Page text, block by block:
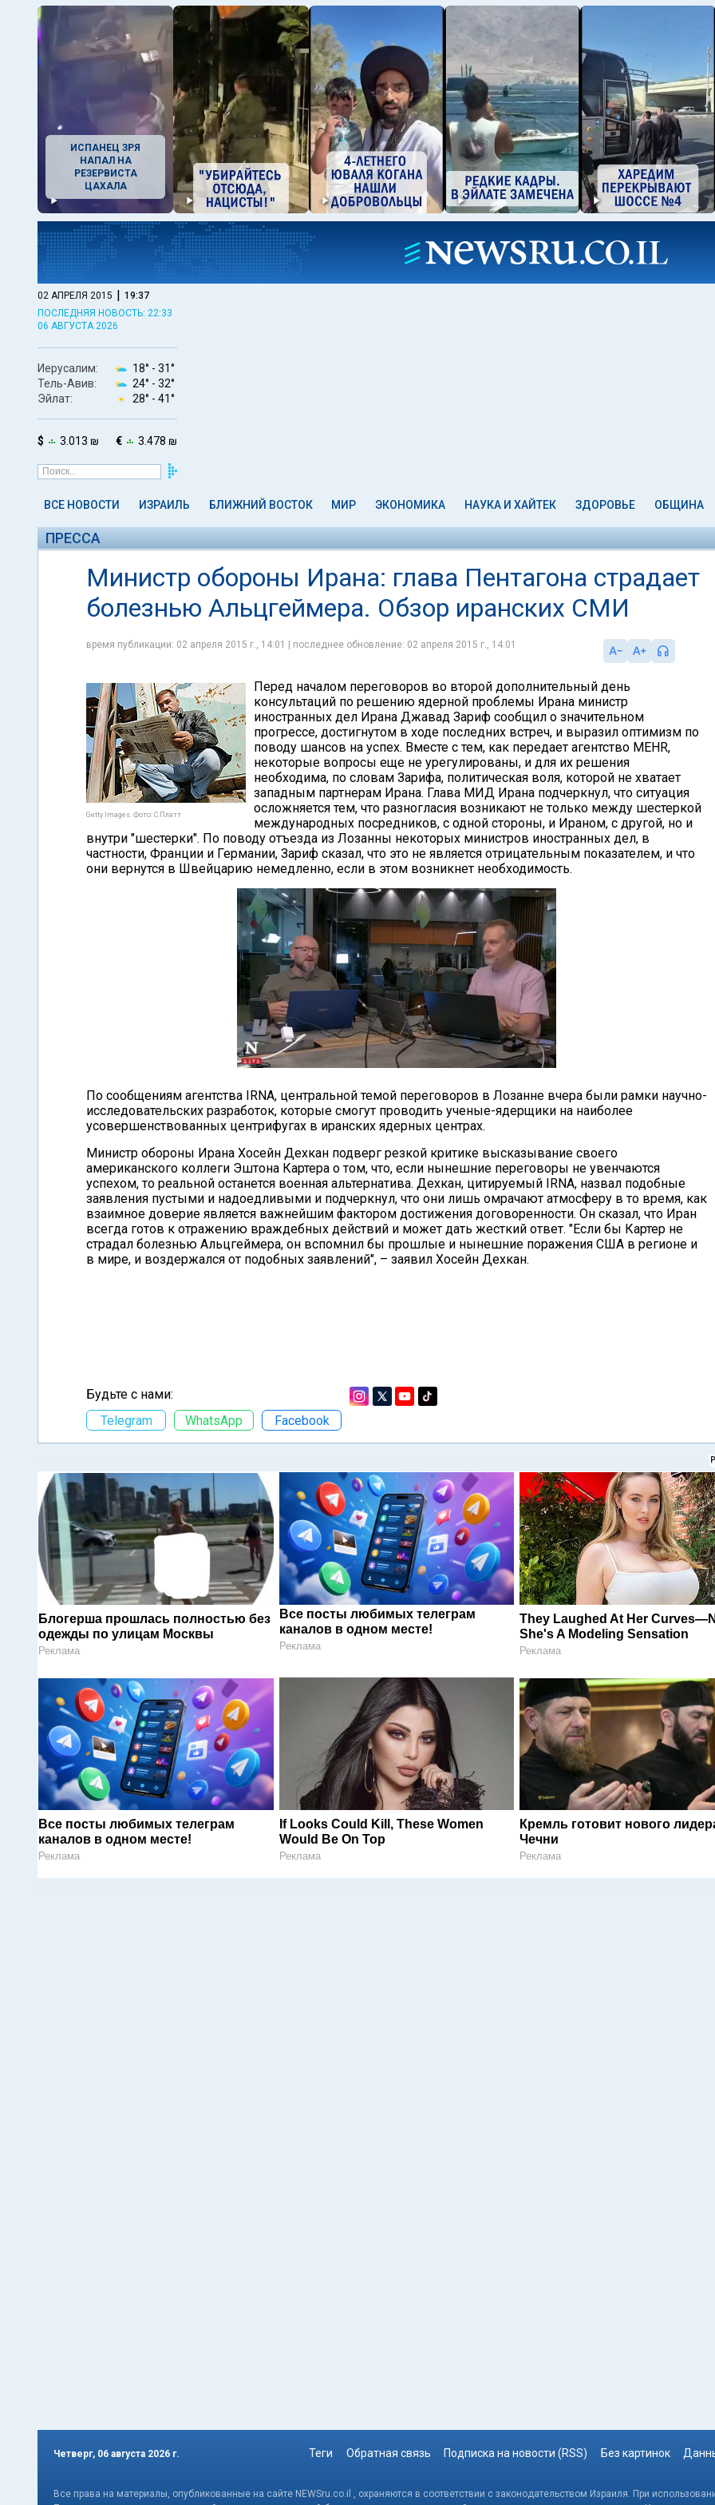
ИСПАНЕЦ ЗРЯ
НАПАЛ НА
РЕЗЕРВИСТА
ЦАХАЛА
02 АПРЕЛЯ 2015 | 19:37
ПОСЛЕДНЯЯ НОВОСТЬ: 22:33
06 АВГУСТА 2026
Иерусалим: 18° - 31°
Тель-Авив:
24° - 32°
Эйлат:
28° - 41°
$ 3.013 ₪ € 3.478 ₪
ВСЕ НОВОСТИ ИЗРАИЛЬ БЛИЖНИЙ ВОСТОК МИР ЭКОНОМИКА НАУКА И ХАЙТЕК ЗДОРОВЬЕ ОБЩИНА
ПРЕССА
Министр обороны Ирана: глава Пентагона страдает
болезнью Альцгеймера. Обзор иранских СМИ
время публикации: 02 апреля 2015 г., 14:01 | последнее обновление: 02 апреля 2015 г., 14:01
Getty Images. Фото: С.Платт
Перед началом переговоров во второй дополнительный день
консультаций по решению ядерной проблемы Ирана министр
иностранных дел Ирана Джавад Зариф сообщил о значительном
прогрессе, достигнутом в ходе последних встреч, и выразил оптимизм по
поводу шансов на успех. Вместе с тем, как передает агентство MEHR,
некоторые вопросы еще не урегулированы, и для их решения
необходима, по словам Зарифа, политическая воля, которой не хватает
западным партнерам Ирана. Глава МИД Ирана подчеркнул, что ситуация
осложняется тем, что разногласия возникают не только между шестеркой
международных посредников, с одной стороны, и Ираном, с другой, но и
внутри "шестерки". По поводу отъезда из Лозанны некоторых министров иностранных дел, в
частности, Франции и Германии, Зариф сказал, что это не является отрицательным показателем, и что
они вернутся в Швейцарию немедленно, если в этом возникнет необходимость.
По сообщениям агентства IRNA, центральной темой переговоров в Лозанне вчера были рамки научно-
исследовательских разработок, которые смогут проводить ученые-ядерщики на наиболее
усовершенствованных центрифугах в иранских ядерных центрах.
Министр обороны Ирана Хосейн Дехкан подверг резкой критике высказывание своего
американского коллеги Эштона Картера о том, что, если нынешние переговоры не увенчаются
успехом, то реальной останется военная альтернатива. Дехкан, цитируемый IRNA, назвал подобные
заявления пустыми и надоедливыми и подчеркнул, что они лишь омрачают атмосферу в то время, как
взаимное доверие является важнейшим фактором достижения договоренности. Он сказал, что Иран
всегда готов к отражению враждебных действий и может дать жесткий ответ. "Если бы Картер не
страдал болезнью Альцгеймера, он вспомнил бы прошлые и нынешние поражения США в регионе и
в мире, и воздержался от подобных заявлений", – заявил Хосейн Дехкан.
Будьте с нами:
Telegram
WhatsApp Facebook
Блогерша прошлась полностью без
одежды по улицам Москвы
Реклама
Все посты любимых телеграм
каналов в одном месте!
Реклама
They Laughed At Her
She's A Modeling Sensation
Реклама
Все посты любимых телеграм
каналов в одном месте!
Реклама
If Looks Could Kill, These Women
Would Be On Top
Реклама
Кремль готовит нового
Чечни
Реклама
Четверг, 06 августа 2026 г. Теги Обратная связь Подписка на новости (RSS) Без картинок
Все права на материалы, опубликованные на сайте NEWSru.co.il , охраняются в соответствии с законодательством Израиля. При